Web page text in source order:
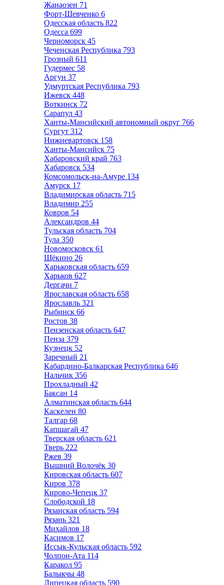
Жанаозен 71
Форт-Шевченко 6
Одесская область 822
Одесса 699
Черноморск 45
Чеченская Республика 793
Грозный 611
Гудермес 58
Аргун 37
Удмуртская Республика 793
Ижевск 448
Воткинск 72
Сарапул 43
Ханты-Мансийский автономный округ 766
Сургут 312
Нижневартовск 158
Ханты-Мансийск 75
Хабаровский край 763
Хабаровск 534
Комсомольск-на-Амуре 134
Амурск 17
Владимирская область 715
Владимир 255
Ковров 54
Александров 44
Тульская область 704
Тула 350
Новомосковск 61
Щёкино 26
Харьковская область 659
Харьков 627
Дергачи 7
Ярославская область 658
Ярославль 321
Рыбинск 66
Ростов 38
Пензенская область 647
Пенза 379
Кузнецк 52
Заречный 21
Кабардино-Балкарская Республика 646
Нальчик 356
Прохладный 42
Баксан 14
Алматинская область 644
Каскелен 80
Талгар 68
Капшагай 47
Тверская область 621
Тверь 222
Ржев 39
Вышний Волочёк 30
Кировская область 607
Киров 378
Кирово-Чепецк 37
Слободской 18
Рязанская область 594
Рязань 321
Михайлов 18
Касимов 17
Иссык-Кульская область 592
Чолпон-Ата 114
Каракол 95
Балыкчы 48
Липецкая область 590